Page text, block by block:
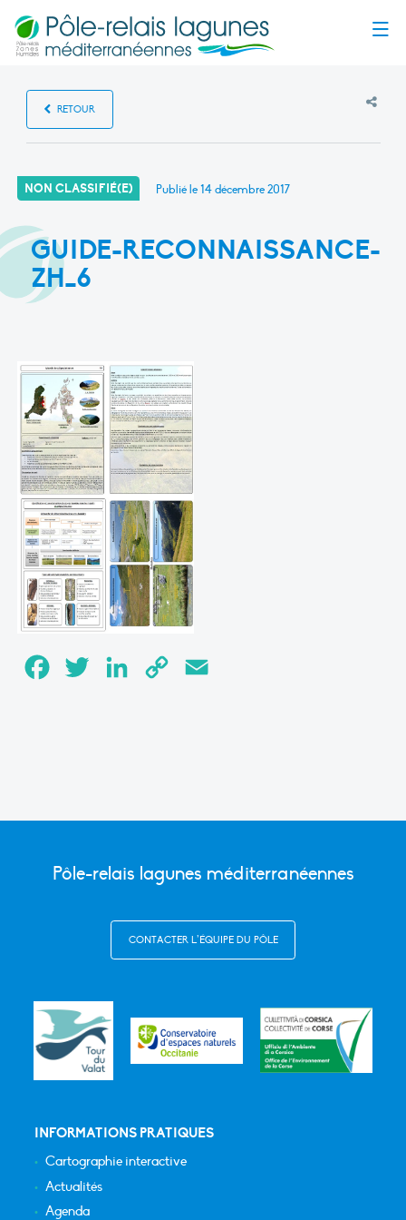
RETOUR
NON CLASSIFIÉ(E) Publié le14 décembre 2017
GUIDE-RECONNAISSANCE-
ZH_6
FacebookTwitter LinkedInCopy
Pôle-relais lagunes méditerranéennes
CONTACTER L’ÉQUIPE DU PÔLE
INFORMATIONS PRATIQUES
Cartographie interactive
Actualités
Agenda